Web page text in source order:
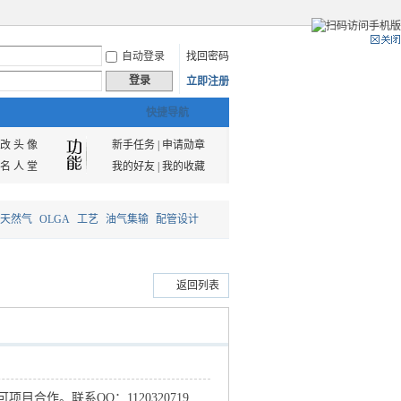
自动登录
找回密码
登录 立即注册
快捷导航
改 头 像 新手任务|
申请勋章
名 人 堂 我的好友| 我的收藏
然气 OLGA 工艺 油气集输 配管设计
返回列表
目合作。联系QQ：1120320719